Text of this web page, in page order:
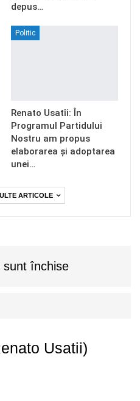
depus…
Politic
Renato Usatîi: În
Programul Partidului
Nostru am propus
elaborarea și adoptarea
unei…
ARTICOLE
sunt închise
Usatii)